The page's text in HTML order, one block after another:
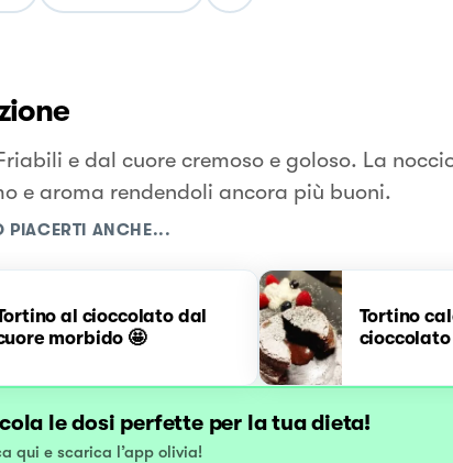
e dal cuore cremoso e goloso. La
e aroma rendendoli ancora più buoni.
PIACERTI ANCHE...
al cioccolato dal
morbido 🤩
Tortino
le dosi perfette per la tua dieta!
qui e scarica l’app olivia!